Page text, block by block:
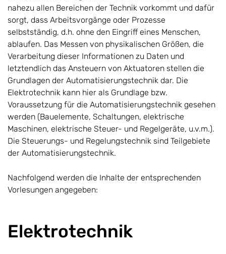
nahezu allen Bereichen der Technik vorkommt und dafür
sorgt, dass Arbeitsvorgänge oder Prozesse
selbstständig, d.h. ohne den Eingriff eines Menschen,
ablaufen. Das Messen von physikalischen Größen, die
Verarbeitung dieser Informationen zu Daten und
letztendlich das Ansteuern von Aktuatoren stellen die
Grundlagen der Automatisierungstechnik dar. Die
Elektrotechnik kann hier als Grundlage bzw.
Voraussetzung für die Automatisierungstechnik gesehen
werden (Bauelemente, Schaltungen, elektrische
Maschinen, elektrische Steuer- und Regelgeräte, u.v.m.).
Die Steuerungs- und Regelungstechnik sind Teilgebiete
der Automatisierungstechnik.
Nachfolgend werden die Inhalte der entsprechenden
Vorlesungen angegeben:
Elektrotechnik